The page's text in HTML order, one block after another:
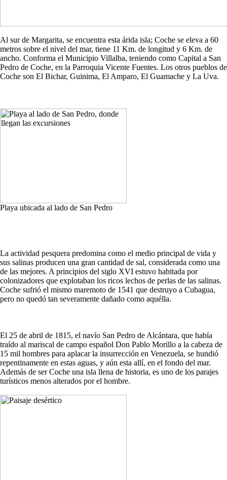
Al sur de Margarita, se encuentra esta árida isla; Coche se eleva a 60
metros sobre el nivel del mar, tiene 11 Km. de longitud y 6 Km. de
ancho. Conforma el Municipio Villalba, teniendo como Capital a San
Pedro de Coche, en la Parroquia Vicente Fuentes. Los otros pueblos de
Coche son El Bichar, Guinima, El Amparo, El Guamache y La Uva.
Playa ubicada al lado de San Pedro
La actividad pesquera predomina como el medio principal de vida y
sus salinas producen una gran cantidad de sal, considerada como una
de las mejores. A principios del siglo XVI estuvo habitada por
colonizadores que explotaban los ricos lechos de perlas de las salinas.
Coche sufrió el mismo maremoto de 1541 que destruyo a Cubagua,
pero no quedó tan severamente dañado como aquélla.
El 25 de abril de 1815, el navío San Pedro de Alcántara, que había
traído al mariscal de campo español Don Pablo Morillo a la cabeza de
15 mil hombres para aplacar la insurrección en Venezuela, se hundió
repentinamente en estas aguas, y aún esta allí, en el fondo del mar.
Además de ser Coche una isla llena de historia, es uno de los parajes
turísticos menos alterados por el hombre.